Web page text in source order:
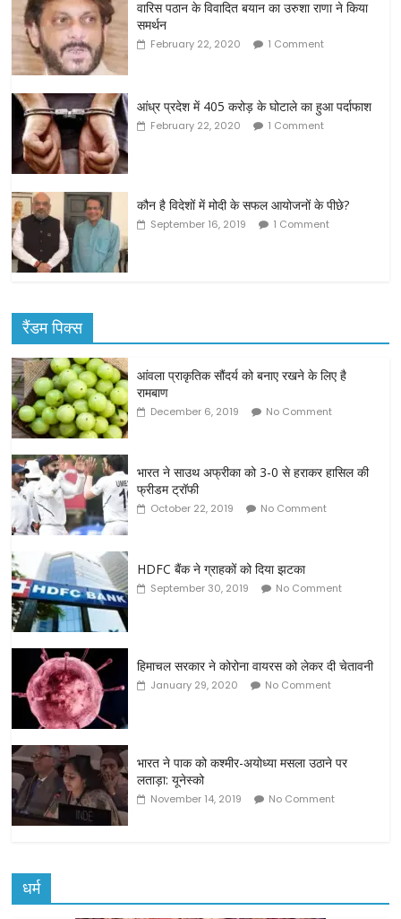
वारिस पठान के विवादित बयान का उरुशा राणा ने किया
समर्थन
February 22, 2020 1 Comment
आंध्र प्रदेश में 405 करोड़ के घोटाले का हुआ पर्दाफाश
February 22, 2020 1 Comment
कौन है विदेशों में मोदी के सफल आयोजनों के पीछे?
September 16, 2019 1 Comment
रैंडम पिक्स
आंवला प्राकृतिक सौंदर्य को बनाए रखने के लिए है
रामबाण
December 6, 2019 No Comment
भारत ने साउथ अफ्रीका को 3-0 से हराकर हासिल की
फ्रीडम ट्रॉफी
October 22, 2019 No Comment
HDFC बैंक ने ग्राहकों को दिया झटका
September 30, 2019 No Comment
हिमाचल सरकार ने कोरोना वायरस को लेकर दी चेतावनी
January 29, 2020 No Comment
भारत ने पाक को कश्मीर-अयोध्या मसला उठाने पर
लताड़ा: यूनेस्को
November 14, 2019 No Comment
धर्म